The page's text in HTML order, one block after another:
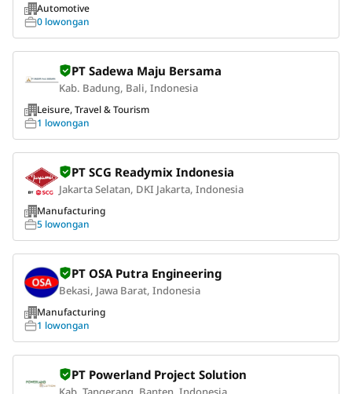
Automotive
0 lowongan
PT Sadewa Maju Bersama
Kab. Badung, Bali, Indonesia
Leisure, Travel & Tourism
1 lowongan
PT SCG Readymix Indonesia
Jakarta Selatan, DKI Jakarta, Indonesia
Manufacturing
5 lowongan
PT OSA Putra Engineering
Bekasi, Jawa Barat, Indonesia
Manufacturing
1 lowongan
PT Powerland Project Solution